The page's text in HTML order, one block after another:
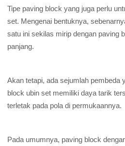
Tipe paving block yang juga perlu
set. Mengenai bentuknya,
satu ini sekilas mirip dengan paving
panjang.
Akan tetapi, ada sejumlah pembeda
block ubin set memiliki daya tarik
terletak pada pola di permukaannya.
Pada umumnya, paving block